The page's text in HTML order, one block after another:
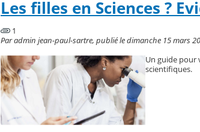
Les filles en Sciences ?
1
Par admin jean-paul-sartre, publié le dimanche 15 mars
Un guide pour
scientifiques.